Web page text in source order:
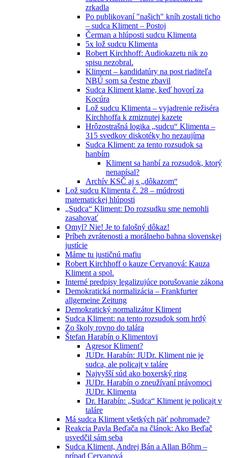
zrkadla
Po publikovaní "našich" kníh zostali ticho
– sudca Kliment – Postoj
Čerman a hlúposti sudcu Klimenta
5x lož sudcu Klimenta
Robert Kirchhoff: Audiokazetu nik zo
spisu nezobral.
Kliment – kandidatúry na post riaditeľa
NBÚ som sa čestne zbavil
Sudca Kliment klame, keď hovorí za
Kocúra
Lož sudcu Klimenta – vyjadrenie režiséra
Kirchhoffa k zmiznutej kazete
Hrôzostrašná logika „sudcu“ Klimenta –
315 svedkov diskotéky ho nezaujíma
Sudca Kliment: za tento rozsudok sa
hanbím
Kliment sa hanbí za rozsudok, ktorý
nenapísal?
Archív KSČ aj s „dôkazom“
Lož sudcu Klimenta č. 28 – múdrosti
matematickej hlúposti
„Sudca“ Kliment: Do rozsudku sme nemohli
zasahovať
Omyl? Nie! Je to falošný dôkaz!
Príbeh zvrátenosti a morálneho bahna slovenskej
justície
Máme tu justičnú mafiu
Robert Kirchhoff o kauze Cervanová: Kauza
Kliment a spol.
Interné predpisy legalizujúce porušovanie zákona
Demokratická normalizácia – Frankfurter
allgemeine Zeitung
Demokratický normalizátor Kliment
Sudca Kliment: na tento rozsudok som hrdý
Zo školy rovno do talára
Štefan Harabín o Klimentovi
Agresor Kliment?
JUDr. Harabín: JUDr. Kliment nie je
sudca, ale policajt v taláre
Najvyšší súd ako boxerský ring
JUDr. Harabín o zneužívaní právomoci
JUDr. Klimenta
Dr. Harabín: „Sudca“ Kliment je policajt v
taláre
Má sudca Kliment všetkých päť pohromade?
Reakcia Pavla Beďača na článok: Ako Beďač
usvedčil sám seba
Sudca Kliment, Andrej Bán a Allan Bőhm –
prípad Cervanová